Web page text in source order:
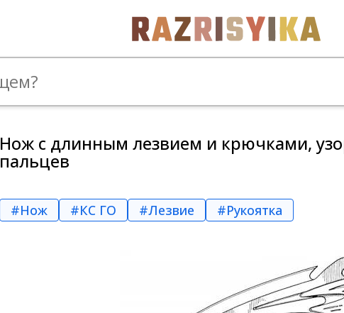
Нож с длинным лезвием и крючками,
пальцев
#Нож #КС ГО #Лезвие #Рукоятка